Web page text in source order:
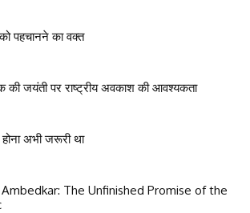
पहचानने का वक्त
की जयंती पर राष्ट्रीय अवकाश की आवश्यकता
अभी जरूरी था
Ambedkar: The Unfinished Promise of the